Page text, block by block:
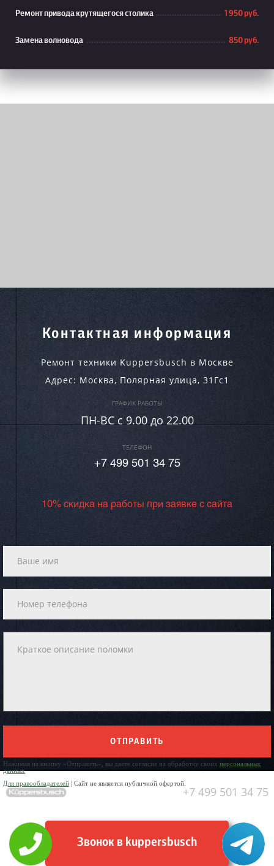
Ремонт привода крутящегося столика 1 950 руб.
Замена волновода 850 руб.
Контактная информация
Ремонт техники Kuppersbusch в Москве
Адрес: Москва, Полярная улица, 31Гс1
ГРАФИК РАБОТЫ
ПН-ВC c 9.00 до 22.00
ТЕЛЕФОН
+7 499 501 34 75
10% скидка на работы при заявке с сайта
ОТПРАВИТЬ
Нажимая на кнопку «Отправить», вы даете согласие на обработку своих персональных
данных
Для правообладателей | Сайт не является публичной офертой.
+7 499 501 34 75
Звонок в kuppersbusch